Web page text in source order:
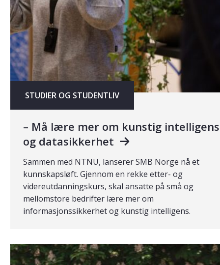
STUDIER OG STUDENTLIV
– Må lære mer om kunstig intelligens
og datasikkerhet
Sammen med NTNU, lanserer SMB Norge nå et
kunnskapsløft. Gjennom en rekke etter- og
videreutdanningskurs, skal ansatte på små og
mellomstore bedrifter lære mer om
informasjonssikkerhet og kunstig intelligens.